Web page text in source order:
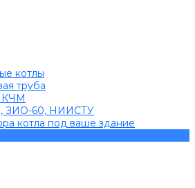
котлы
труба
КЧМ
ЗИО-60, НИИСТУ
котла под ваше здание